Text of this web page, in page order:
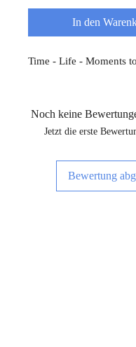
In den
Time - Life - Moments
Noch keine
Jetzt die erste
Bewertung